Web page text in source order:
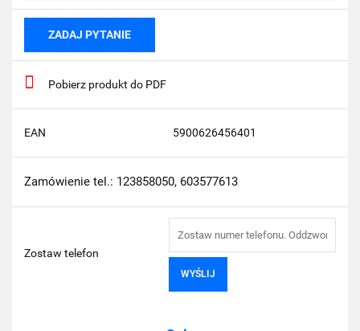
ZADAJ PYTANIE
Pobierz produkt do PDF
EAN 5900626456401
Zamówienie tel.: 123858050, 603577613
Zostaw telefon
WYŚLIJ